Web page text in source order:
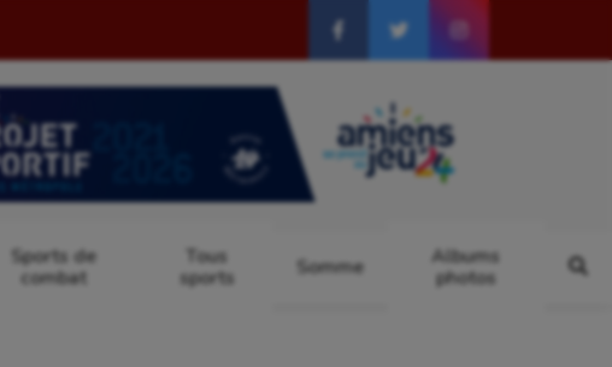
Sports de
combat
Tous
sports
Somme
Albums
photos